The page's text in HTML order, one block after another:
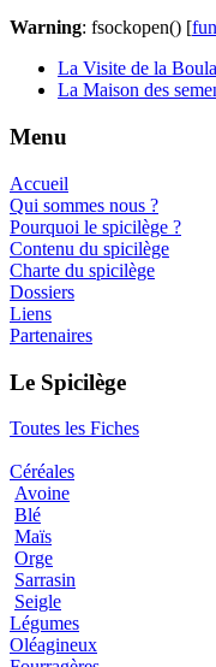
Warning: fsockopen() [
La Visite de la
La Maison des
Menu
Accueil
Qui sommes nous ?
Pourquoi le spicilège ?
Contenu du spicilège
Charte du spicilège
Dossiers
Liens
Partenaires
Le Spicilège
Toutes les Fiches
Céréales
Avoine
Blé
Maïs
Orge
Sarrasin
Seigle
Légumes
Oléagineux